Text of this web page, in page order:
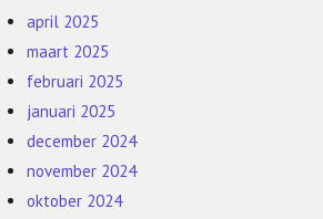
april 2025
maart 2025
februari 2025
januari 2025
december 2024
november 2024
oktober 2024